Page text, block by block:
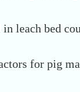
leach bed
for pig